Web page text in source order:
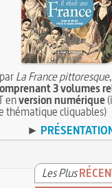
La France pittoresque
3 volumes
enversion numérique
thématique cliquables)
►
Les Plus